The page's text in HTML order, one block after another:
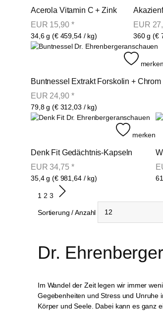
Acerola Vitamin C + Zink
EUR 15,90 *
34,6 g (€ 459,54 / kg)
EUR
360 g (€
anschauen
merken
Buntnessel Extrakt Forskolin +
EUR 24,90 *
79,8 g (€ 312,03 / kg)
anschauen
merken
Denk Fit Gedächtnis-Kapseln
EUR 34,75 *
35,4 g (€ 981,64 / kg)
1 2 3
Sortierung / Anzahl
Dr.
Im Wandel der Zeit legen wir immer
Gegebenheiten und Stress und Unruhe
Körper und Seele. Dabei kann es ganz